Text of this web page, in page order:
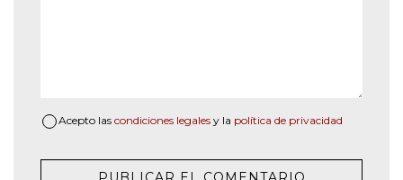
Acepto las condiciones legales y la política de privacidad